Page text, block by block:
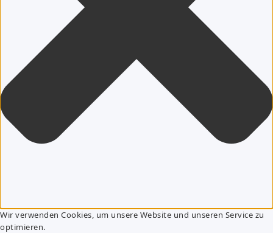
Wir verwenden Cookies, um unsere Website und unseren Service zu
optimieren.